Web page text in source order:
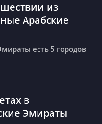
из
Арабские
есть 5 городов
в
Эмираты